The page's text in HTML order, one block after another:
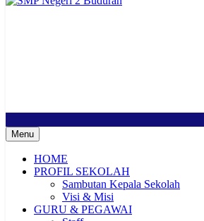
Menu
HOME
PROFIL SEKOLAH
Sambutan Kepala Sekolah
Visi & Misi
GURU & PEGAWAI